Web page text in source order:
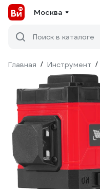
Москва
Поиск в каталоге
Главная / Инструмент /